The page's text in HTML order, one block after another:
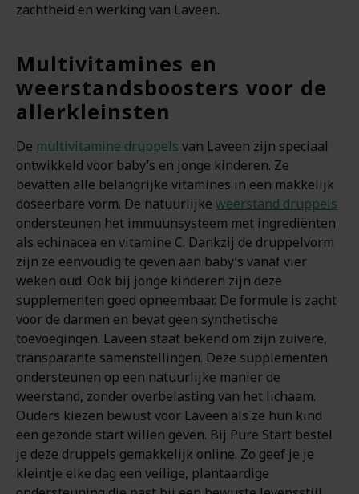
zachtheid en werking van Laveen.
Multivitamines en
weerstandsboosters voor de
allerkleinsten
De multivitamine druppels van Laveen zijn speciaal
ontwikkeld voor baby’s en jonge kinderen. Ze
bevatten alle belangrijke vitamines in een makkelijk
doseerbare vorm. De natuurlijke weerstand druppels
ondersteunen het immuunsysteem met ingrediënten
als echinacea en vitamine C. Dankzij de druppelvorm
zijn ze eenvoudig te geven aan baby’s vanaf vier
weken oud. Ook bij jonge kinderen zijn deze
supplementen goed opneembaar. De formule is zacht
voor de darmen en bevat geen synthetische
toevoegingen. Laveen staat bekend om zijn zuivere,
transparante samenstellingen. Deze supplementen
ondersteunen op een natuurlijke manier de
weerstand, zonder overbelasting van het lichaam.
Ouders kiezen bewust voor Laveen als ze hun kind
een gezonde start willen geven. Bij Pure Start bestel
je deze druppels gemakkelijk online. Zo geef je je
kleintje elke dag een veilige, plantaardige